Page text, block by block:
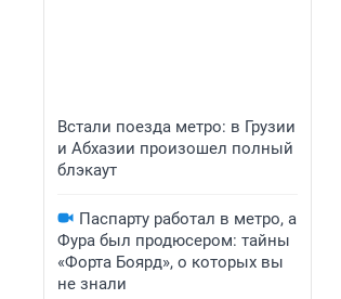
Встали поезда метро: в Грузии
и Абхазии произошел полный
блэкаут
Паспарту работал в метро, а
Фура был продюсером: тайны
«Форта Боярд», о которых вы
не знали